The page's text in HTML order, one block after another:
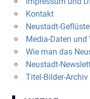
Kontakt
Neustadt-
Media-Daten
Wie man das
Neustadt-
Titel-Bilder-Archiv